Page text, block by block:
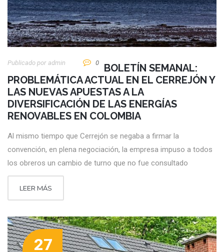
Publicado por Admin 0
BOLETÍN SEMANAL:
PROBLEMÁTICA ACTUAL EN EL CERREJÓN Y
LAS NUEVAS APUESTAS A LA
DIVERSIFICACIÓN DE LAS ENERGÍAS
RENOVABLES EN COLOMBIA
Al mismo tiempo que Cerrejón se negaba a firmar la
convención, en plena negociación, la empresa impuso a todos
los obreros un cambio de turno que no fue consultado
LEER MÁS
27